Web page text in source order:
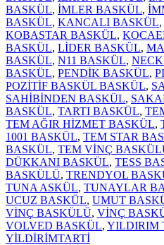
BASKÜL, İMLER BASKÜL,
BASKÜL, KANCALI BASKÜL,
KOBASTAR BASKÜL,
BASKÜL, LİDER BASKÜL,
BASKÜL, N11 BASKÜL,
BASKÜL, PENDİK BASKÜL,
POZİTİF BASKÜL BASKÜL,
SAHİBİNDEN BASKÜL,
BASKÜL, TARTI BASKÜL,
TEM AĞIR HİZMET BASKÜL,
1001 BASKÜL, TEM STAR
BASKÜL, TEM VİNÇ
DÜKKANI BASKÜL, TESS
BASKÜLÜ, TRENDYOL
TUNA ASKÜL, TUNAYLAR
UCUZ BASKÜL, UMUT
VİNÇ BASKÜLÜ, VİNÇ
VOLVED BASKÜL, YILDIRIM
YİLDİRİMTARTİ